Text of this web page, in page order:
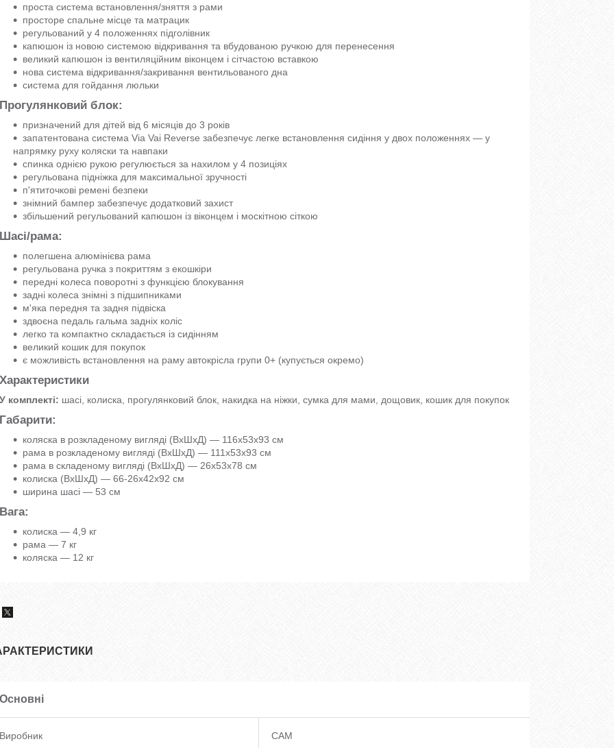
проста система встановлення/зняття з рами
просторе спальне місце та матрацик
регульований у 4 положеннях підголівник
капюшон із новою системою відкривання та вбудованою ручкою для перенесення
великий капюшон із вентиляційним віконцем і сітчастою вставкою
нова система відкривання/закривання вентильованого дна
система для гойдання люльки
Прогулянковий блок:
призначений для дітей від 6 місяців до 3 років
запатентована система Via Vai Reverse забезпечує легке встановлення сидіння у двох положеннях — у
напрямку руху коляски та навпаки
спинка однією рукою регулюється за нахилом у 4 позиціях
регульована підніжка для максимальної зручності
п'ятиточкові ремені безпеки
знімний бампер забезпечує додатковий захист
збільшений регульований капюшон із віконцем і москітною сіткою
Шасі/рама:
полегшена алюмінієва рама
регульована ручка з покриттям з екошкіри
передні колеса поворотні з функцією блокування
задні колеса знімні з підшипниками
м'яка передня та задня підвіска
здвоєна педаль гальма задніх коліс
легко та компактно складається із сидінням
великий кошик для покупок
є можливість встановлення на раму автокрісла групи 0+ (купується окремо)
Характеристики
У комплекті: шасі, колиска, прогулянковий блок, накидка на ніжки, сумка для мами, дощовик, кошик для покупок
Габарити:
коляска в розкладеному вигляді (ВхШхД) — 116х53х93 см
рама в розкладеному вигляді (ВхШхД) — 111х53х93 см
рама в складеному вигляді (ВхШхД) — 26х53х78 см
колиска (ВхШхД) — 66-26х42х92 см
ширина шасі — 53 см
Вага:
колиска — 4,9 кг
рама — 7 кг
коляска — 12 кг
Основні
Виробник CAM